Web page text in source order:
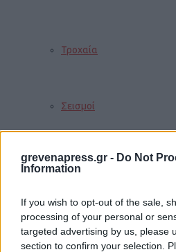
grevenapress.gr - Do Not
Information
If you wish to opt-out of the sale,
processing of your personal or
targeted advertising by us, please
section to confirm your selection.
Τροχαία
Σεισμοί
Αποστάσεις
ΠΕΡΙΣΣΟΤΕΡΑ